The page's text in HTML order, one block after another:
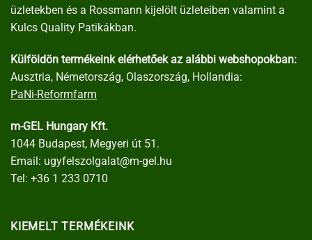
üzletekben és a Rossmann kijelölt üzleteiben valamint a
Kulcs Quality Patikákban.
Külföldön termékeink elérhetőek az alábbi webshopokban:
Ausztria, Németország, Olaszország, Hollandia:
PaNi-Reformfarm
m-GEL Hungary Kft.
1044 Budapest, Megyeri út 51.
Email: ugyfelszolgalat@m-gel.hu
Tel: +36 1 233 0710
KIEMELT TERMÉKEINK